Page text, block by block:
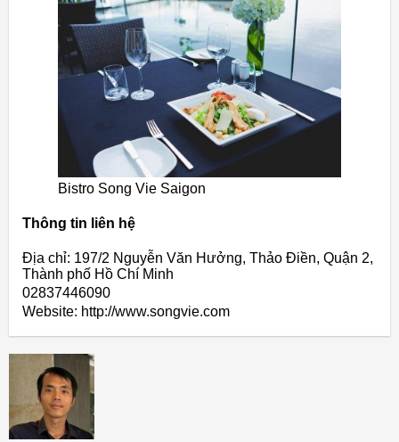
Bistro Song Vie Saigon
Thông tin liên hệ
Địa chỉ: 197/2 Nguyễn Văn Hưởng, Thảo Điền, Quận 2,
Thành phố Hồ Chí Minh
02837446090
Website: http://www.songvie.com